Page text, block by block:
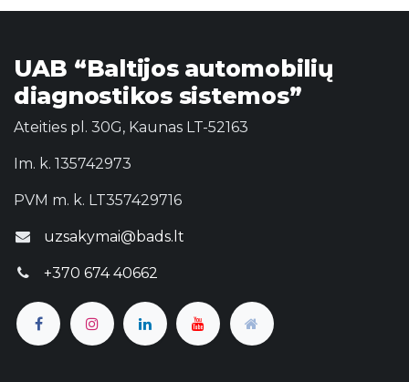
UAB “Baltijos automobilių
diagnostikos sistemos”
Ateities pl. 30G, Kaunas LT-52163
Im. k. 135742973
PVM m. k. LT357429716
uzsakymai@bads.lt
+370 674 40662